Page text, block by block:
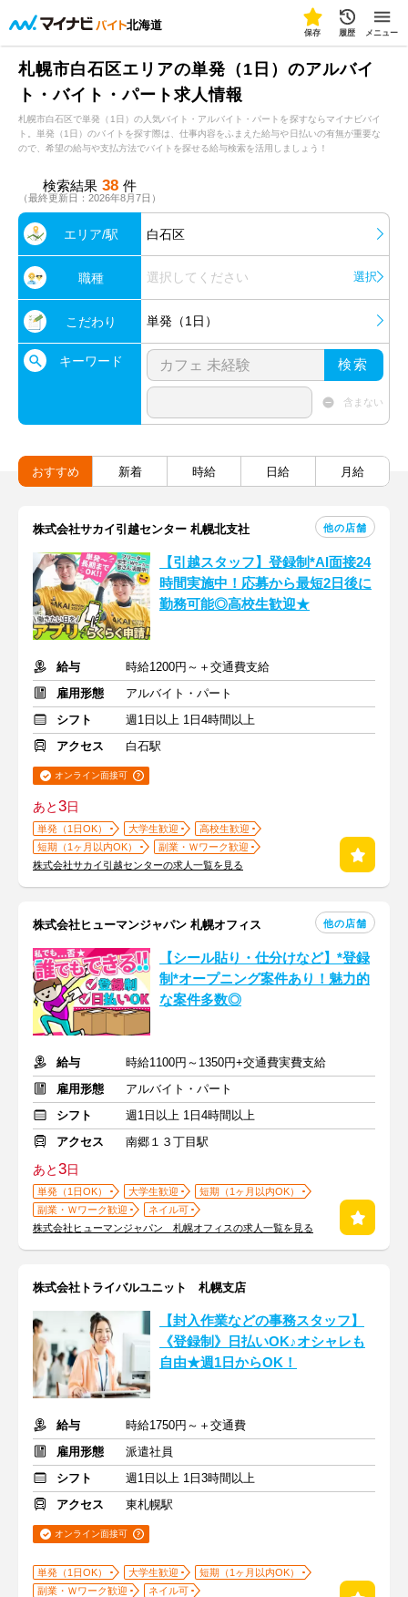
北海道
保存 履歴 メニュー
札幌市白石区エリアの単発（1日）のアルバイ
ト・バイト・パート求人情報
札幌市白石区で単発（1日）の人気バイト・アルバイト・パートを探すならマイナビバイ
ト。単発（1日）のバイトを探す際は、仕事内容をふまえた給与や日払いの有無が重要な
ので、希望の給与や支払方法でバイトを探せる給与検索を活用しましょう！
検索結果 38 件
（最終更新日：2026年8月7日）
エリア/駅 白石区
職種 選択してください 選択
こだわり 単発（1日）
キーワード 検索
含まない
おすすめ 新着 時給 日給 月給
株式会社サカイ引越センター 札幌北支社 他の店舗
【引越スタッフ】登録制*AI面接24
時間実施中！応募から最短2日後に
勤務可能◎高校生歓迎★
給与
時給1200円～＋交通費支給
雇用形態
アルバイト・パート
シフト
週1日以上 1日4時間以上
アクセス
白石駅
オンライン面接可
あと3日
単発（1日OK） 大学生歓迎
高校生歓迎
短期（1ヶ月以内OK）
副業・Ｗワーク歓迎
株式会社サカイ引越センターの求人一覧を見る
株式会社ヒューマンジャパン 札幌オフィス 他の店舗
【シール貼り・仕分けなど】*登録
制*オープニング案件あり！魅力的
な案件多数◎
給与
時給1100円～1350円+交通費実費支給
雇用形態
アルバイト・パート
シフト
週1日以上 1日4時間以上
アクセス
南郷１３丁目駅
あと3日
単発（1日OK） 大学生歓迎
短期（1ヶ月以内OK）
副業・Ｗワーク歓迎
ネイル可
株式会社ヒューマンジャパン 札幌オフィスの求人一覧を見る
株式会社トライバルユニット 札幌支店
【封入作業などの事務スタッフ】
《登録制》日払いOK♪オシャレも
自由★週1日からOK！
給与
時給1750円～＋交通費
雇用形態
派遣社員
シフト
週1日以上 1日3時間以上
アクセス
東札幌駅
オンライン面接可
単発（1日OK） 大学生歓迎
短期（1ヶ月以内OK）
副業・Ｗワーク歓迎
ネイル可